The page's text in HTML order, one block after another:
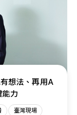
想法、再用A
能力
臺灣現場